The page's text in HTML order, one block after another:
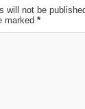
will not be
marked *